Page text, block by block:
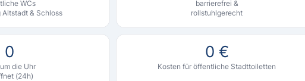
WCs
Altstadt & Schloss
barrierefrei &
rollstuhlgerecht
0
die Uhr
(24h)
0 €
Kosten für öffentliche Stadttoiletten